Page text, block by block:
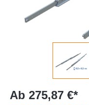
Ab 275,87 €*